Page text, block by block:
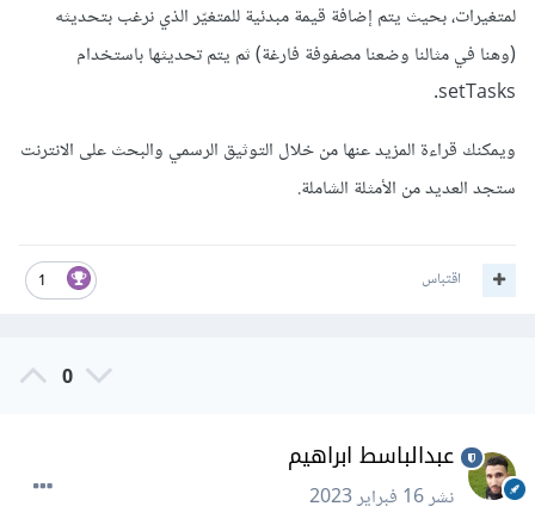
لمتغيرات، بحيث يتم إضافة قيمة مبدئية للمتغيّر الذي نرغب بتحديثه
(وهنا في مثالنا وضعنا مصفوفة فارغة) ثم يتم تحديثها باستخدام
setTasks.
ويمكنك قراءة المزيد عنها من خلال التوثيق الرسمي والبحث على الانترنت
ستجد العديد من الأمثلة الشاملة.
1 اقتباس
0
عبدالباسط ابراهيم
نشر16 فبراير 2023